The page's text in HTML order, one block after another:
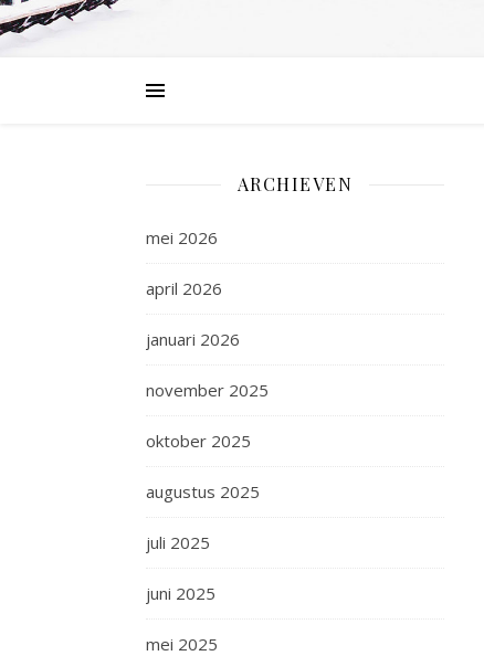
ARCHIEVEN
mei 2026
april 2026
januari 2026
november 2025
oktober 2025
augustus 2025
juli 2025
juni 2025
mei 2025